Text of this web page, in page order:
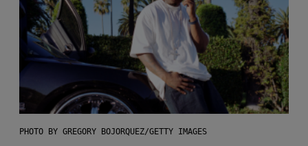
PHOTO BY GREGORY BOJORQUEZ/GETTY IMAGES